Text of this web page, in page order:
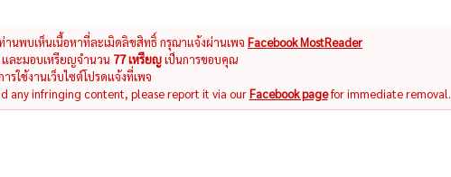
านพบเห็นเนื้อหาที่ละเมิดลิขสิทธิ์ กรุณาแจ้งผ่านเพจ Facebook MostReader
ละมอบเหรียญจำนวน 77 เหรียญเป็นการขอบคุณ
ใช้งานเว็บไซต์โปรดแจ้งที่เพจ
any infringing content, please report it via ourFacebook pagefor immediate removal.